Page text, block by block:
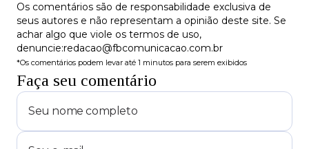
Os comentários são de responsabilidade exclusiva de
seus autores e não representam a opinião deste site. Se
achar algo que viole os termos de uso,
denuncie:redacao@fbcomunicacao.com.br
*Os comentários podem levar até 1 minutos para serem exibidos
Faça seu comentário